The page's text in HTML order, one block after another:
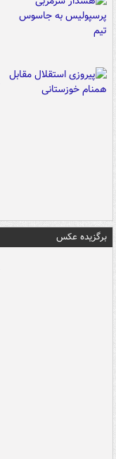
برگزیده عکس